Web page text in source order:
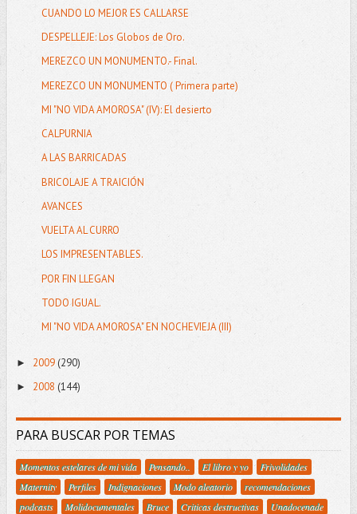
CUANDO LO MEJOR ES CALLARSE
DESPELLEJE: Los Globos de Oro.
MEREZCO UN MONUMENTO.- Final.
MEREZCO UN MONUMENTO ( Primera parte)
MI "NO VIDA AMOROSA" (IV): El desierto
CALPURNIA
A LAS BARRICADAS
BRICOLAJE A TRAICIÓN
AVANCES
VUELTA AL CURRO
LOS IMPRESENTABLES.
POR FIN LLEGAN
TODO IGUAL.
MI "NO VIDA AMOROSA" EN NOCHEVIEJA (III)
► 2009(290)
► 2008 (144)
PARA BUSCAR POR TEMAS
Momentos estelares de mi vida Pensando.. El libro y yo
Frivolidades
Maternity
Perfiles Indignaciones Modo aleatorio
recomendaciones
podcasts
Molidocumentales Bruce Criticas destructivas
Unadocenade